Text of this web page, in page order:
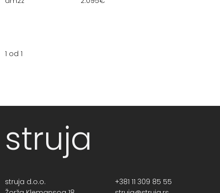
1 od 1
struja
struja d.o.o.
+381 11 309 85 55